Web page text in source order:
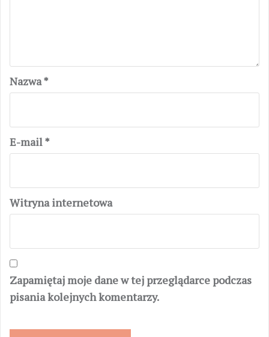
Nazwa*
E-mail*
Witryna internetowa
Zapamiętaj moje dane w tej przeglądarce podczas
pisania kolejnych komentarzy.